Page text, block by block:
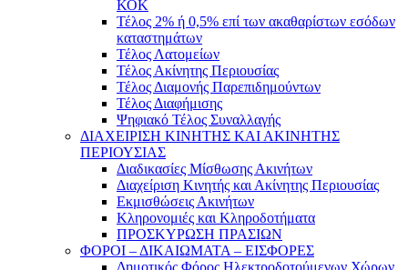
ΚΟΚ
Τέλος 2% ή 0,5% επί των ακαθαρίστων εσόδων
καταστημάτων
Τέλος Λατομείων
Τέλος Ακίνητης Περιουσίας
Τέλος Διαμονής Παρεπιδημούντων
Τέλος Διαφήμισης
Ψηφιακό Τέλος Συναλλαγής
ΔΙΑΧΕΙΡΙΣΗ ΚΙΝΗΤΗΣ ΚΑΙ ΑΚΙΝΗΤΗΣ
ΠΕΡΙΟΥΣΙΑΣ
Διαδικασίες Μίσθωσης Ακινήτων
Διαχείριση Κινητής και Ακίνητης Περιουσίας
Εκμισθώσεις Ακινήτων
Κληρονομιές και Κληροδοτήματα
ΠΡΟΣΚΥΡΩΣΗ ΠΡΑΣΙΩΝ
ΦΟΡΟΙ – ΔΙΚΑΙΩΜΑΤΑ – ΕΙΣΦΟΡΕΣ
Δημοτικός Φόρος Ηλεκτροδοτούμενων Χώρων